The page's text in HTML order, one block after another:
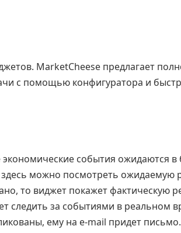
MarketCheese предлагает
с помощью конфигуратора и
экономические события ожидаются
можно посмотреть ожидаемую
то виджет покажет фактическую
следить за событиями в реальном
ему на e-mail придет письмо.